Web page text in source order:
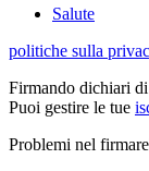
Salute
politiche sulla
Firmando dichiari
Puoi gestire le tue
Problemi nel